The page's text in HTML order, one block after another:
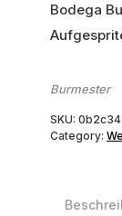
Bodega
Burmester
SKU:
Category: